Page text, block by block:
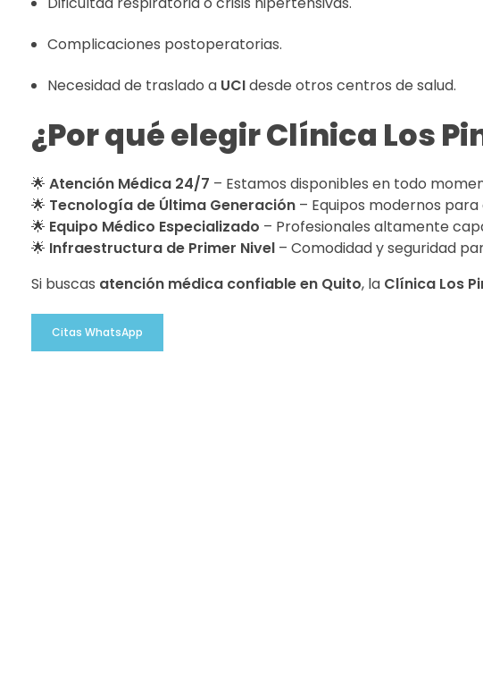
Complicaciones postoperatorias.
Necesidad de traslado a UCIdesde otros centros de salud.
¿Por qué elegir Clínica Los
🌟 Atención Médica 24/7 – Estamos disponibles en todo
🌟 Tecnología de Última Generación – Equipos modernos
🌟 Equipo Médico Especializado – Profesionales altamente
🌟 Infraestructura de Primer Nivel – Comodidad y seguridad
Si buscas atención médica confiable en Quito, la Clínica Los
Citas WhatsApp